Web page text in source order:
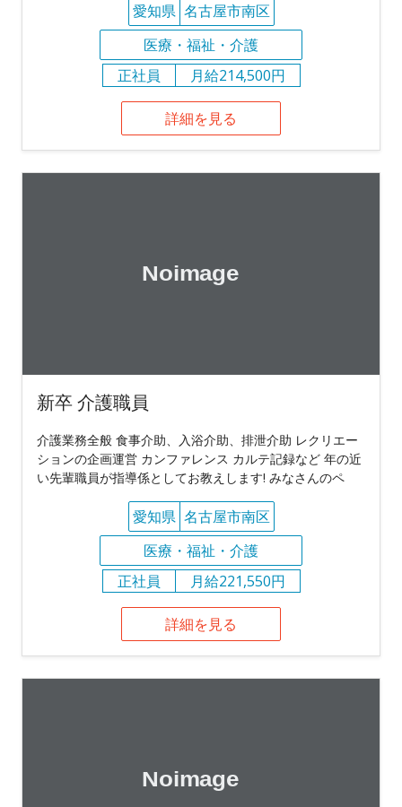
愛知県 名古屋市南区
医療・福祉・介護
正社員
月給214,500円
詳細を見る
新卒 介護職員
介護業務全般 食事介助、入浴介助、排泄介助 レクリエー
ションの企画運営 カンファレンス カルテ記録など 年の近
い先輩職員が指導係としてお教えします! みなさんのペ
愛知県 名古屋市南区
医療・福祉・介護
正社員
月給221,550円
詳細を見る